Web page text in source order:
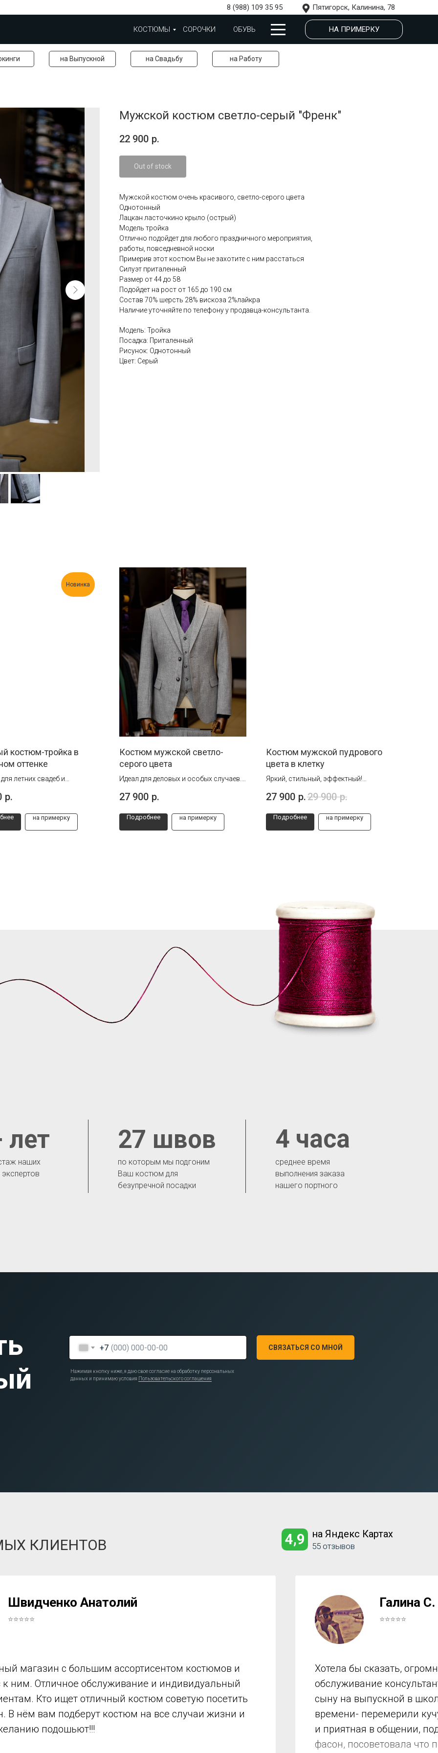
8 (988) 109 35 95 Пятигорск, Калинина, 78
КОСТЮМЫ СОРОЧКИ ОБУВЬ НА ПРИМЕРКУ
на Выпускной на Свадьбу на Работу
Мужской костюм светло-серый "Френк"
22 900 р.
Out of stock
Мужской костюм очень красивого, светло-серого цвета
Однотонный
Лацкан ласточкино крыло (острый)
Модель тройка
Отлично подойдет для любого праздничного мероприятия,
работы, повседневной носки
Примерив этот костюм Вы не захотите с ним расстаться
Силуэт приталенный
Размер от 44 до 58
Подойдет на рост от 165 до 190 см
Состав 70% шерсть 28% вискоза 2%лайкра
Наличие уточняйте по телефону у продавца-консультанта.
Модель: Тройка
Посадка: Приталенный
Рисунок: Однотонный
Цвет: Серый
Новинка
костюм-тройка в
оттенке
летних свадеб и
р.
на примерку
Костюм мужской светло-
серого цвета
Идеал для деловых и особых случаев.
27 900 р.
Подробнее на примерку
Костюм мужской пудрового
цвета в клетку
Яркий, стильный, эффектный!
торжественного
и не только.
27 900 р.29 900 р.
Подробнее на примерку
среднее время
выполнения заказа
нашего портного
4 часа
по которым мы подгоним
Ваш костюм для
безупречной посадки
27 швов
наших
лет
+7 СВЯЗАТЬСЯ СО МНОЙ
Нажимая кнопку ниже, я даю свое согласие на обработку персональных
данных и принимаю условия Пользовательского соглашения
55 отзывов
на Яндекс Картах
4,9
КЛИЕНТОВ
Швидченко Анатолий
⭐⭐⭐⭐⭐
магазин с большим ассортисентом костюмов и
к ним. Отличное обслуживание и индивидуальный
Кто ищет отличный костюм советую посетить
В нём вам подберут костюм на все случаи жизни и
подошьют!!!
Галина С.
⭐⭐⭐⭐⭐
Хотела бы сказать,
обслуживание
сыну на выпускной в
времени- перемерили
и приятная в общении,
фасон, посоветовала что